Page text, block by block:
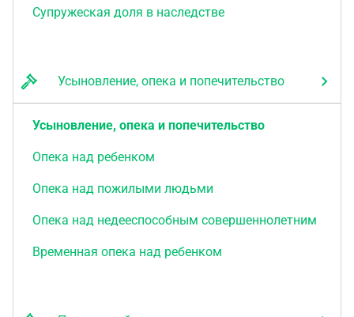
Супружеская доля в наследстве
Усыновление, опека и попечительство
Усыновление, опека и попечительство
Опека над ребенком
Опека над пожилыми людьми
Опека над недееспособным совершеннолетним
Временная опека над ребенком